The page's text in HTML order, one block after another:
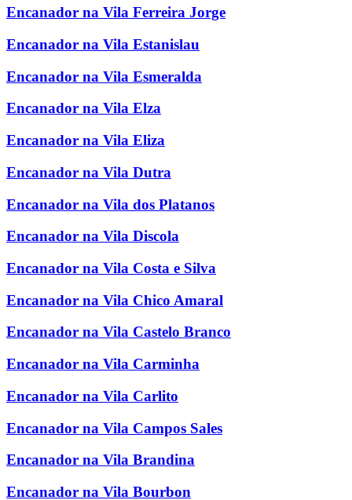
Encanador na Vila Ferreira Jorge
Encanador na Vila Estanislau
Encanador na Vila Esmeralda
Encanador na Vila Elza
Encanador na Vila Eliza
Encanador na Vila Dutra
Encanador na Vila dos Platanos
Encanador na Vila Discola
Encanador na Vila Costa e Silva
Encanador na Vila Chico Amaral
Encanador na Vila Castelo Branco
Encanador na Vila Carminha
Encanador na Vila Carlito
Encanador na Vila Campos Sales
Encanador na Vila Brandina
Encanador na Vila Bourbon